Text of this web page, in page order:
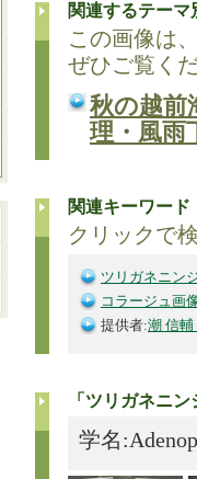
関連するテーマ
この画像は
ぜひご覧く
秋の越前
理・風雨
関連キーワード
クリックで
ツリガネニン
コラージュ画
提供者:潮 信
「ツリガネニ
学名